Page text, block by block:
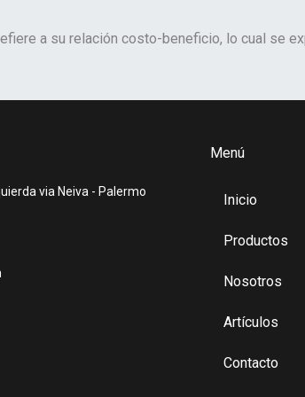
a su relación costo-beneficio, lo cual se
via Neiva - Palermo
Menú
Inicio
Productos
Nosotros
Artículos
Contacto